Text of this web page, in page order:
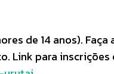
de 14 anos).
Link para